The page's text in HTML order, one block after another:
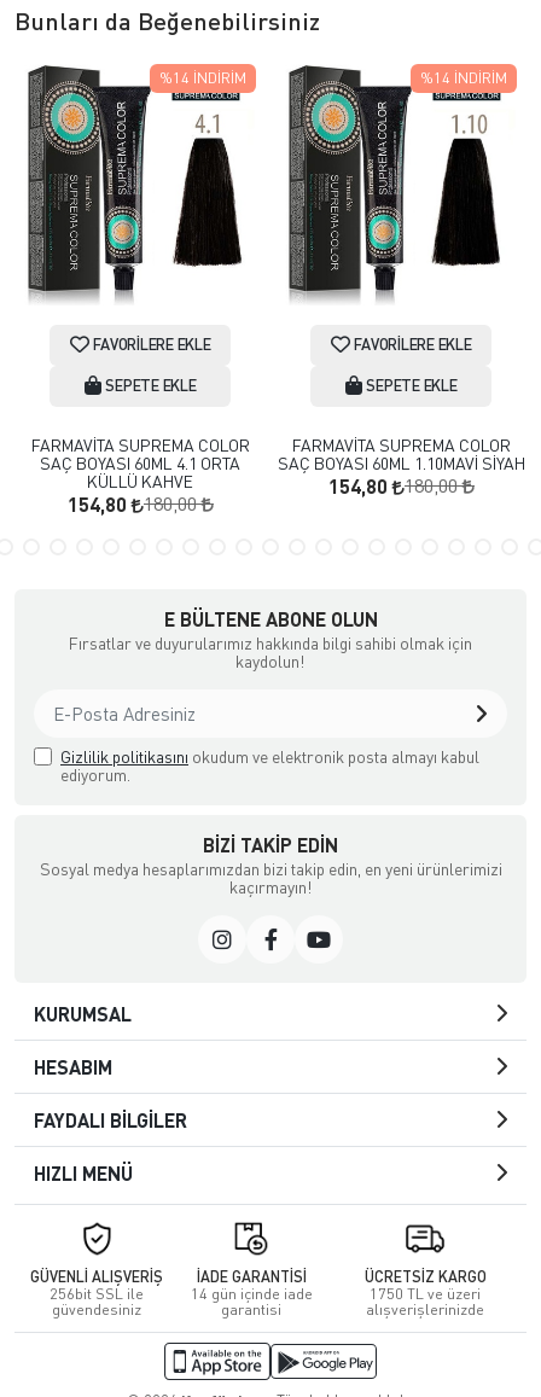
Bunları da Beğenebilirsiniz
FAVORILERE EKLE
SEPETE EKLE
FARMAVİTA SUPREMA COLOR
SAÇ BOYASI 60ML 4.1 ORTA
KÜLLÜ KAHVE
154,80 180,00
%14 İNDIRIM
FAVORILERE EKLE
SEPETE EKLE
FARMAVİTA SUPREMA COLOR
SAÇ BOYASI 60ML 1.10MAVİ SİYAH
154,80 180,00
%14 İNDIRIM
E BÜLTENE ABONE OLUN
Fırsatlar ve duyurularımız hakkında bilgi sahibi olmak için
kaydolun!
Gizlilik politikasını okudum ve elektronik posta almayı kabul
ediyorum.
BIZI TAKIP EDIN
Sosyal medya hesaplarımızdan bizi takip edin, en yeni ürünlerimizi
kaçırmayın!
KURUMSAL
HESABIM
FAYDALI BİLGİLER
HIZLI MENÜ
GÜVENLİ ALIŞVERİŞ
256bit SSL ile
güvendesiniz
İADE GARANTİSİ
14 gün içinde iade
garantisi
ÜCRETSİZ KARGO
1750 TL ve üzeri
alışverişlerinizde